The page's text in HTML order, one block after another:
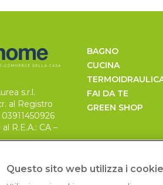
s.r.l.
al Registro
R.E.A.: CA –
30.000
BAGNO
CUCINA
FAI DA TE
GREEN SHOP
Questo sito web utilizza i cookie